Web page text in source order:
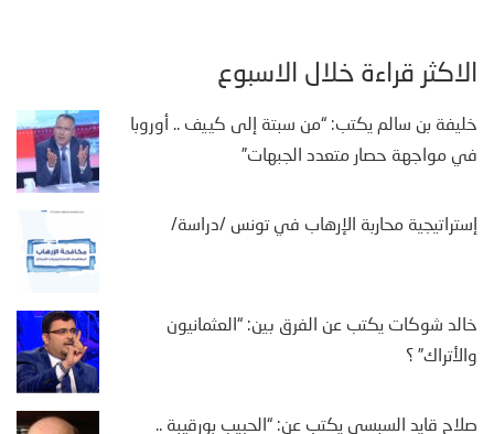
الأكثر قراءة خلال الأسبوع
خليفة بن سالم يكتب: “من سبتة إلى كييف .. أوروبا
في مواجهة حصار متعدد الجبهات”
إستراتيجية محاربة الإرهاب في تونس /دراسة/
خالد شوكات يكتب عن الفرق بين: “العثمانيون
والأتراك” ؟
صلاح قايد السبسي يكتب عن: “الحبيب بورقيبة ..